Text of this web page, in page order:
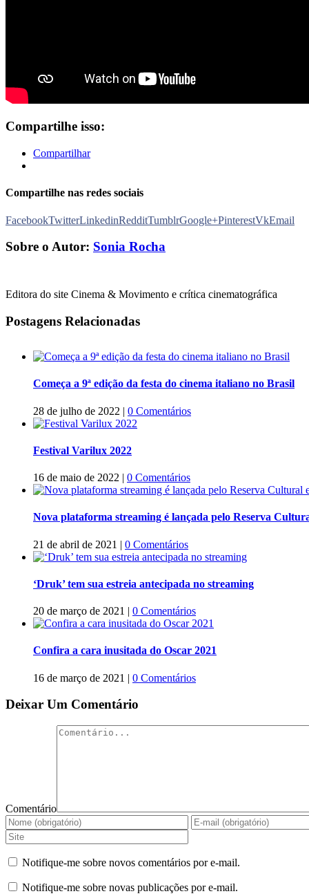
Compartilhe isso:
Compartilhar
Compartilhe nas redes sociais
FacebookTwitterLinkedinRedditTumblrGoogle+PinterestVkEmail
Sobre o Autor: Sonia Rocha
Editora do site Cinema & Movimento e crítica cinematográfica
Postagens Relacionadas
Começa a 9ª edição da festa do cinema italiano no Brasil
28 de julho de 2022 | 0 Comentários
Festival Varilux 2022
16 de maio de 2022 | 0 Comentários
Nova plataforma streaming é lançada pelo Reserva
21 de abril de 2021 | 0 Comentários
‘Druk’ tem sua estreia antecipada no streaming
20 de março de 2021 | 0 Comentários
Confira a cara inusitada do Oscar 2021
16 de março de 2021 | 0 Comentários
Deixar Um Comentário
Comentário
Notifique-me sobre novos comentários por e-mail.
Notifique-me sobre novas publicações por e-mail.